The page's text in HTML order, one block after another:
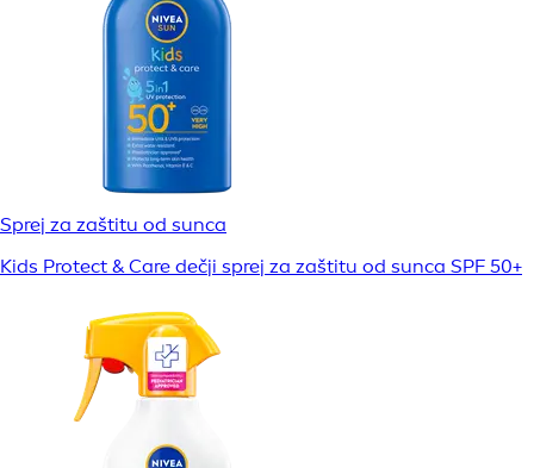
Sprej za zaštitu od sunca
Kids Protect & Care dečji sprej za zaštitu od sunca SPF 50+